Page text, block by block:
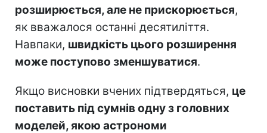
розширюється, але не прискорюється,
як вважалося останні десятиліття.
Навпаки, швидкість цього розширення
може поступово зменшуватися.
Якщо висновки вчених підтвердяться, це
поставить під сумнів одну з головних
моделей, якою астрономи